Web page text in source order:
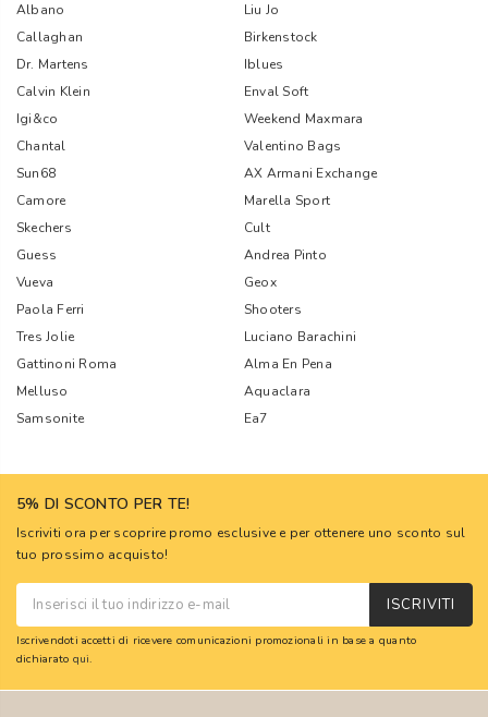
Albano
Liu Jo
Callaghan
Birkenstock
Dr. Martens
Iblues
Calvin Klein
Enval Soft
Igi&co
Weekend Maxmara
Chantal
Valentino Bags
Sun68
AX Armani Exchange
Camore
Marella Sport
Skechers
Cult
Guess
Andrea Pinto
Vueva
Geox
Paola Ferri
Shooters
Tres Jolie
Luciano Barachini
Gattinoni Roma
Alma En Pena
Melluso
Aquaclara
Samsonite
Ea7
5% DI SCONTO PER TE!
Iscriviti ora per scoprire promo esclusive e per ottenere uno sconto sul
tuo prossimo acquisto!
ISCRIVITI
Iscrivendoti accetti di ricevere comunicazioni promozionali in base a quanto
dichiarato qui.